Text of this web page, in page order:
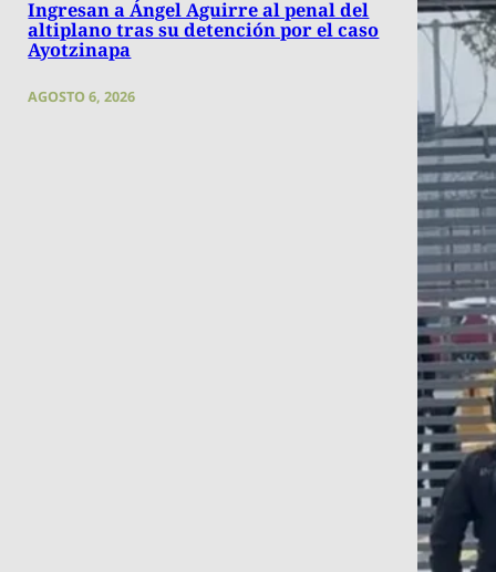
Ingresan a Ángel Aguirre al penal del
altiplano tras su detención por el caso
Ayotzinapa
AGOSTO 6, 2026